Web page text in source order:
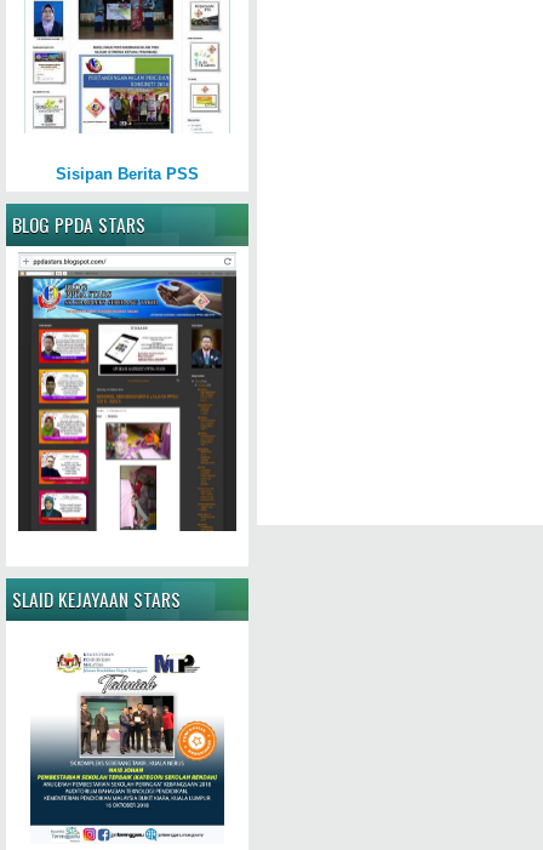
Sisipan Berita PSS
BLOG PPDA STARS
SLAID KEJAYAAN STARS